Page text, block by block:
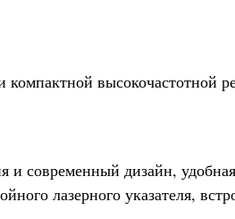
высокочастотной
современный дизайн,
лазерного указателя,